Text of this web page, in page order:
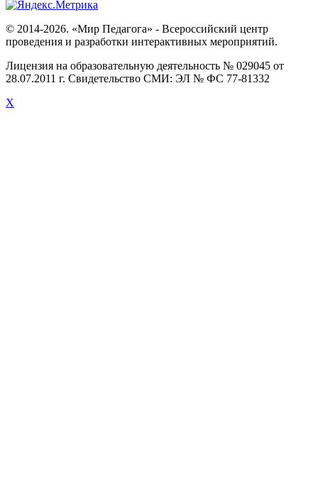
© 2014-2026. «Мир Педагога» - Всероссийский центр
проведения и разработки интерактивных мероприятий.
Лицензия на образовательную деятельность № 029045 от
28.07.2011 г. Свидетельство СМИ: ЭЛ № ФС 77-81332
X